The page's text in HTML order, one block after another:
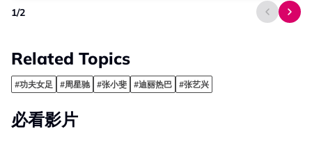
1/2
Related Topics
#功夫女足 #周星驰 #张小斐 #迪丽热巴 #张艺兴
必看影片